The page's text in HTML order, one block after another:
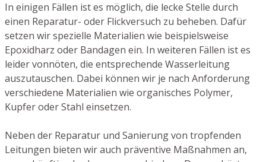
In einigen Fällen ist es möglich, die lecke Stelle durch
einen Reparatur- oder Flickversuch zu beheben. Dafür
setzen wir spezielle Materialien wie beispielsweise
Epoxidharz oder Bandagen ein. In weiteren Fällen ist es
leider vonnöten, die entsprechende Wasserleitung
auszutauschen. Dabei können wir je nach Anforderung
verschiedene Materialien wie organisches Polymer,
Kupfer oder Stahl einsetzen.
Neben der Reparatur und Sanierung von tropfenden
Leitungen bieten wir auch präventive Maßnahmen an,